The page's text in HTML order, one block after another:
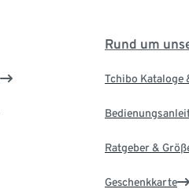
Rund um
Tchibo Kataloge
Ratgeber &
Geschenkkarte